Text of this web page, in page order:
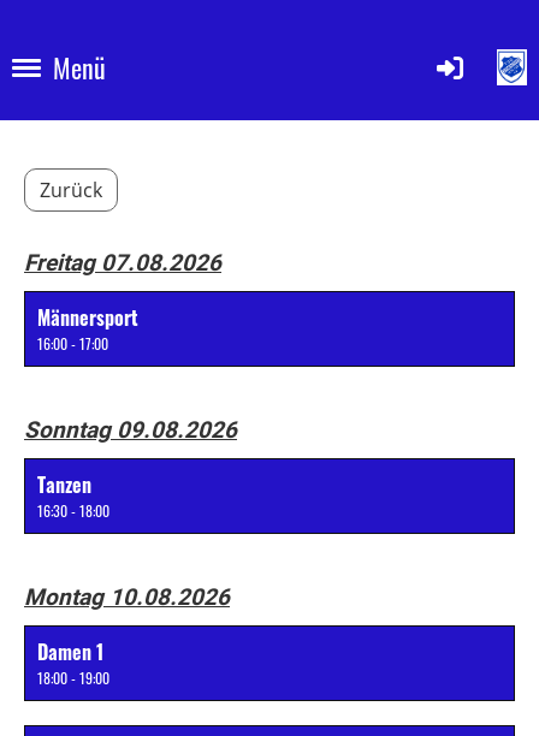
Menü
Zurück
Freitag 07.08.2026
Männersport
16:00 - 17:00
Sonntag 09.08.2026
Tanzen
16:30 - 18:00
Montag 10.08.2026
Damen 1
18:00 - 19:00